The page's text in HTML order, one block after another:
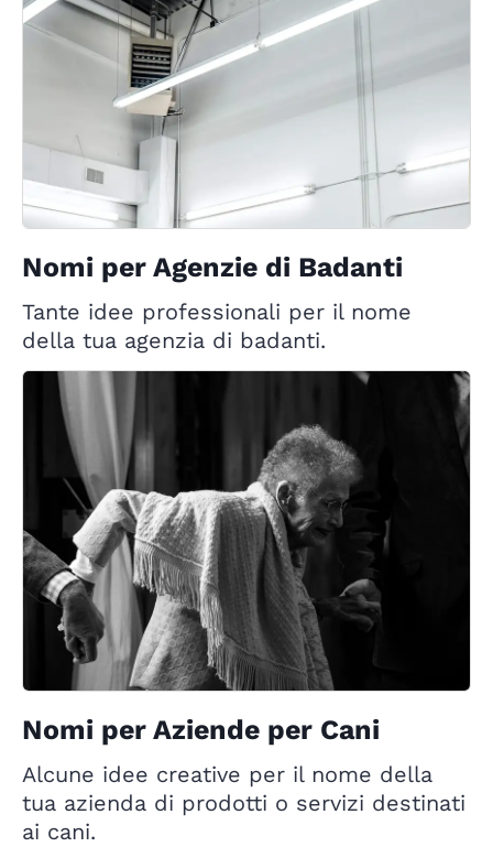
Nomi per Agenzie di Badanti
Tante idee professionali per il nome
della tua agenzia di badanti.
Nomi per Aziende per Cani
Alcune idee creative per il nome della
tua azienda di prodotti o servizi destinati
ai cani.